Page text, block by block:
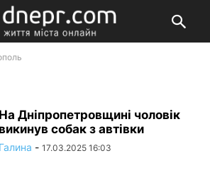
На Дніпропетровщині чоловік
викинув собак з автівки
Галина - 17.03.2025 16:03